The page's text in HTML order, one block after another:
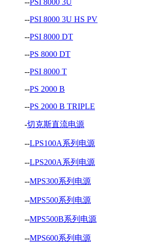
--PSI 8000 3U
--PSI 8000 3U HS PV
--PSI 8000 DT
--PS 8000 DT
--PSI 8000 T
--PS 2000 B
--PS 2000 B TRIPLE
-切克斯直流电源
--LPS100A系列电源
--LPS200A系列电源
--MPS300系列电源
--MPS500系列电源
--MPS500B系列电源
--MPS600系列电源